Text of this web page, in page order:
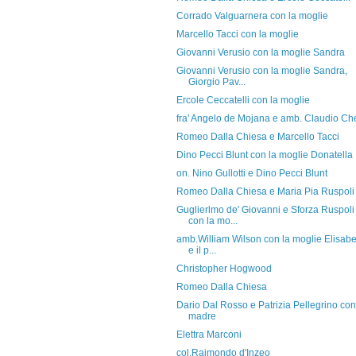
Corrado Valguarnera con la moglie
Marcello Tacci con la moglie
Giovanni Verusio con la moglie Sandra
Giovanni Verusio con la moglie Sandra,
Giorgio Pav...
Ercole Ceccatelli con la moglie
fra' Angelo de Mojana e amb. Claudio
Romeo Dalla Chiesa e Marcello Tacci
Dino Pecci Blunt con la moglie Donatella
on. Nino Gullotti e Dino Pecci Blunt
Romeo Dalla Chiesa e Maria Pia Ruspoli
Guglierlmo de' Giovanni e Sforza Ruspoli
con la mo...
amb.William Wilson con la moglie
e il p...
Christopher Hogwood
Romeo Dalla Chiesa
Dario Dal Rosso e Patrizia Pellegrino
madre
Elettra Marconi
col.Raimondo d'Inzeo